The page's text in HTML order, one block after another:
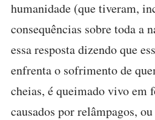
humanidade (que tiveram,
consequências sobre toda a
essa resposta dizendo que
enfrenta o sofrimento de
cheias, é queimado vivo em
causados por relâmpagos,